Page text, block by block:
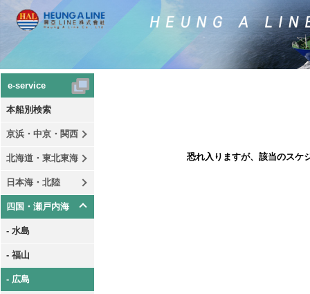
e-service
本船別検索
京浜・中京・関西
北海道・東北東海
日本海・北陸
四国・瀬戸内海
- 水島
- 福山
- 広島
恐れ入りますが、該当のスケ